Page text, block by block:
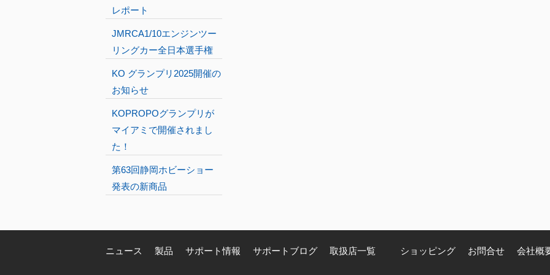
レポート
JMRCA1/10エンジンツー
リングカー全日本選手権
KO グランプリ2025開催の
お知らせ
KOPROPOグランプリが
マイアミで開催されまし
た！
第63回静岡ホビーショー
発表の新商品
ニュース 製品 サポート情報 サポートブログ 取扱店一覧 ショッピング お問合せ 会社概